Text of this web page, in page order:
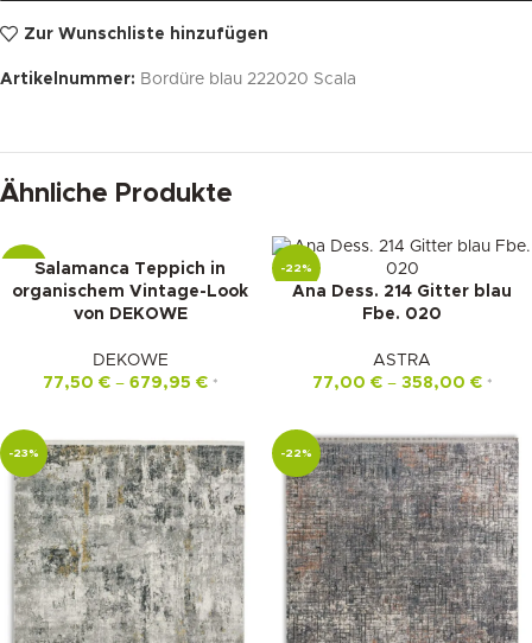
Zur Wunschliste hinzufügen
Artikelnummer: Bordüre blau 222020 Scala
Ähnliche Produkte
-16%Salamanca Teppich in
organischem Vintage-Look
von DEKOWE
DEKOWE
77,50 €– 679,95 € *
-22%
Ana Dess. 214 Gitter blau
Fbe. 020
ASTRA
77,00 €– 358,00 € *
-23% -22%